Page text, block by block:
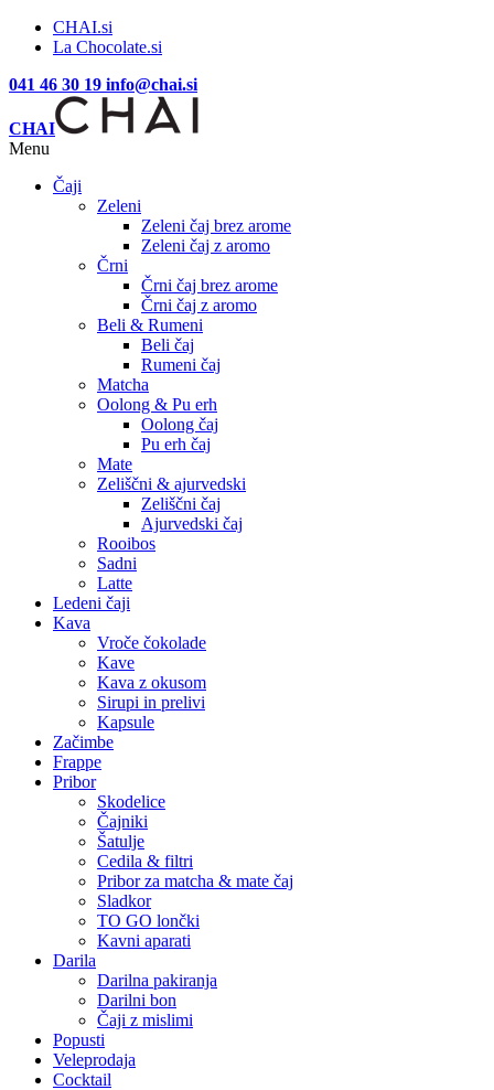
CHAI.si
La Chocolate.si
041 46 30 19 info@chai.si
CHAI
Menu
Čaji
Zeleni
Zeleni čaj brez arome
Zeleni čaj z aromo
Črni
Črni čaj brez arome
Črni čaj z aromo
Beli & Rumeni
Beli čaj
Rumeni čaj
Matcha
Oolong & Pu erh
Oolong čaj
Pu erh čaj
Mate
Zeliščni & ajurvedski
Zeliščni čaj
Ajurvedski čaj
Rooibos
Sadni
Latte
Ledeni čaji
Kava
Vroče čokolade
Kave
Kava z okusom
Sirupi in prelivi
Kapsule
Začimbe
Frappe
Pribor
Skodelice
Čajniki
Šatulje
Cedila & filtri
Pribor za matcha & mate čaj
Sladkor
TO GO lončki
Kavni aparati
Darila
Darilna pakiranja
Darilni bon
Čaji z mislimi
Popusti
Veleprodaja
Cocktail